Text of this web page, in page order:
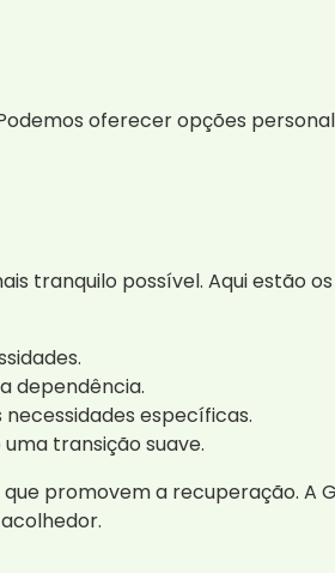
oferecer opções
tranquilo possível. Aqui estão
dependência.
específicas.
transição suave.
promovem a recuperação. A